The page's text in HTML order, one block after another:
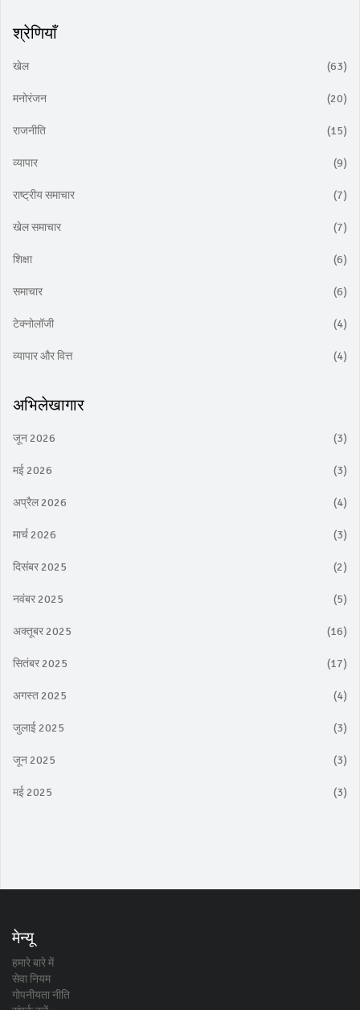
श्रेणियाँ
खेल (63)
मनोरंजन (20)
राजनीति (15)
व्यापार (9)
राष्ट्रीय समाचार (7)
खेल समाचार (7)
शिक्षा (6)
समाचार (6)
टेक्नोलॉजी (4)
व्यापार और वित्त (4)
अभिलेखागार
जून 2026 (3)
मई 2026 (3)
अप्रैल 2026 (4)
मार्च 2026 (3)
दिसंबर 2025 (2)
नवंबर 2025 (5)
अक्तूबर 2025 (16)
सितंबर 2025 (17)
अगस्त 2025 (4)
जुलाई 2025 (3)
जून 2025 (3)
मई 2025 (3)
मेन्यू
हमारे बारे में
सेवा नियम
गोपनीयता नीति